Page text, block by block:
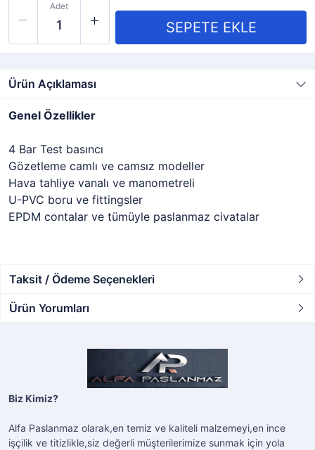
Adet
Ürün Açıklaması
Genel Özellikler
4 Bar Test basıncı
Gözetleme camlı ve camsız modeller
Hava tahliye vanalı ve manometreli
U-PVC boru ve fittingsler
EPDM contalar ve tümüyle paslanmaz civatalar
Taksit / Ödeme Seçenekleri
Ürün Yorumları
Biz Kimiz?
Alfa Paslanmaz olarak,en temiz ve kaliteli malzemeyi,en ince
işçilik ve titizlikle,siz değerli müşterilerimize sunmak için yola